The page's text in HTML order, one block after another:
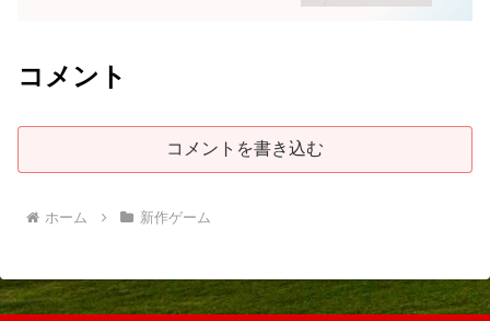
コメント
コメントを書き込む
ホーム 新作ゲーム